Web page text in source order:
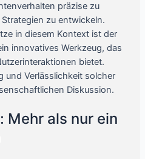
präzise zu
zu entwickeln.
in diesem Kontext ist der
innovatives Werkzeug, das
bietet.
und Verlässlichkeit solcher
Diskussion.
Mehr als nur ein